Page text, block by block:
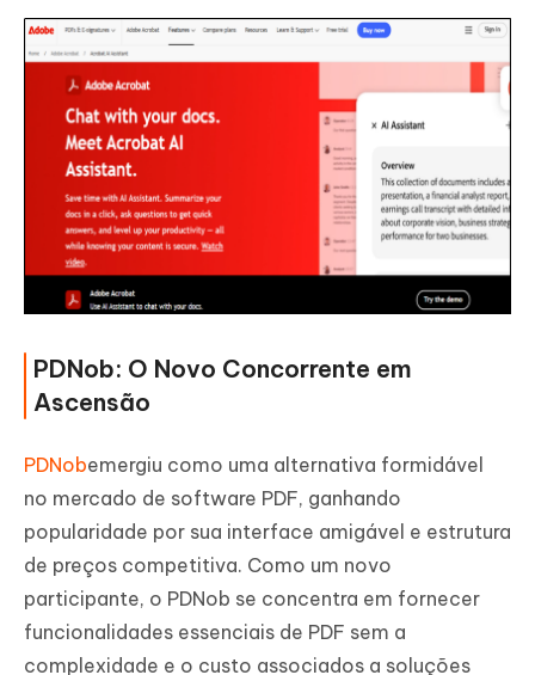
PDNob: O Novo Concorrente em
Ascensão
PDNobemergiu como uma alternativa formidável
no mercado de software PDF, ganhando
popularidade por sua interface amigável e estrutura
de preços competitiva. Como um novo
participante, o PDNob se concentra em fornecer
funcionalidades essenciais de PDF sem a
complexidade e o custo associados a soluções